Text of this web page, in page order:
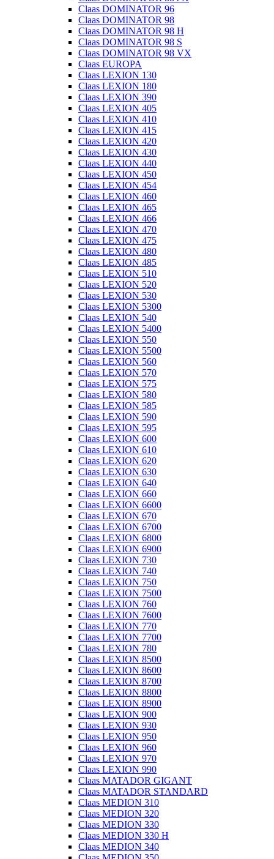
Claas DOMINATOR 96
Claas DOMINATOR 98
Claas DOMINATOR 98 H
Claas DOMINATOR 98 S
Claas DOMINATOR 98 VX
Claas EUROPA
Claas LEXION 130
Claas LEXION 180
Claas LEXION 390
Claas LEXION 405
Claas LEXION 410
Claas LEXION 415
Claas LEXION 420
Claas LEXION 430
Claas LEXION 440
Claas LEXION 450
Claas LEXION 454
Claas LEXION 460
Claas LEXION 465
Claas LEXION 466
Claas LEXION 470
Claas LEXION 475
Claas LEXION 480
Claas LEXION 485
Claas LEXION 510
Claas LEXION 520
Claas LEXION 530
Claas LEXION 5300
Claas LEXION 540
Claas LEXION 5400
Claas LEXION 550
Claas LEXION 5500
Claas LEXION 560
Claas LEXION 570
Claas LEXION 575
Claas LEXION 580
Claas LEXION 585
Claas LEXION 590
Claas LEXION 595
Claas LEXION 600
Claas LEXION 610
Claas LEXION 620
Claas LEXION 630
Claas LEXION 640
Claas LEXION 660
Claas LEXION 6600
Claas LEXION 670
Claas LEXION 6700
Claas LEXION 6800
Claas LEXION 6900
Claas LEXION 730
Claas LEXION 740
Claas LEXION 750
Claas LEXION 7500
Claas LEXION 760
Claas LEXION 7600
Claas LEXION 770
Claas LEXION 7700
Claas LEXION 780
Claas LEXION 8500
Claas LEXION 8600
Claas LEXION 8700
Claas LEXION 8800
Claas LEXION 8900
Claas LEXION 900
Claas LEXION 930
Claas LEXION 950
Claas LEXION 960
Claas LEXION 970
Claas LEXION 990
Claas MATADOR GIGANT
Claas MATADOR STANDARD
Claas MEDION 310
Claas MEDION 320
Claas MEDION 330
Claas MEDION 330 H
Claas MEDION 340